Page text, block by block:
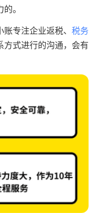
。
专注企业返税、 税务
方式进行的沟通，会有